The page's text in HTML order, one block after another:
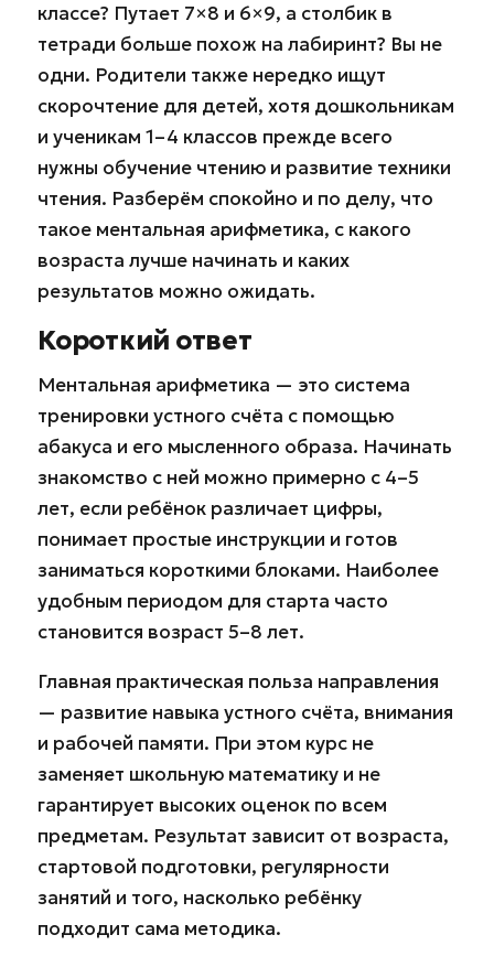
классе? Путает 7×8 и 6×9, а столбик в
тетради больше похож на лабиринт? Вы не
одни. Родители также нередко ищут
скорочтение для детей, хотя дошкольникам
и ученикам 1–4 классов прежде всего
нужны обучение чтению и развитие техники
чтения. Разберём спокойно и по делу, что
такое ментальная арифметика, с какого
возраста лучше начинать и каких
результатов можно ожидать.
Короткий ответ
Ментальная арифметика — это система
тренировки устного счёта с помощью
абакуса и его мысленного образа. Начинать
знакомство с ней можно примерно с 4–5
лет, если ребёнок различает цифры,
понимает простые инструкции и готов
заниматься короткими блоками. Наиболее
удобным периодом для старта часто
становится возраст 5–8 лет.
Главная практическая польза направления
— развитие навыка устного счёта, внимания
и рабочей памяти. При этом курс не
заменяет школьную математику и не
гарантирует высоких оценок по всем
предметам. Результат зависит от возраста,
стартовой подготовки, регулярности
занятий и того, насколько ребёнку
подходит сама методика.